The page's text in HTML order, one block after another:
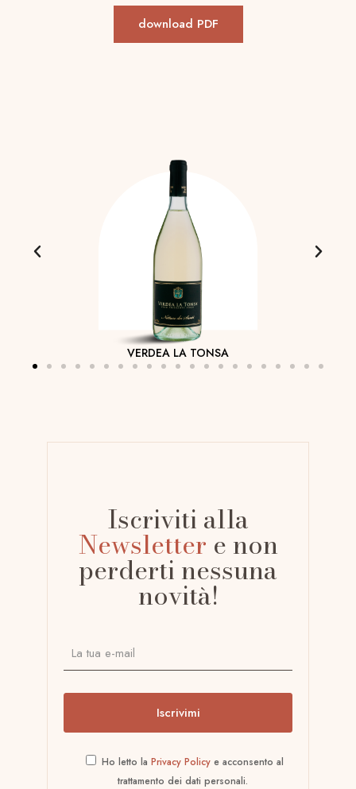
download PDF
VERDEA LA TONSA
Iscriviti alla
Newsletter e non
perderti nessuna
novità!
Ho letto la Privacy Policye acconsento al
trattamento dei dati personali.